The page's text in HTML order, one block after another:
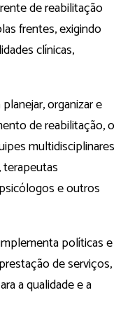
de reabilitação
frentes, exigindo
clínicas,
organizar e
de reabilitação, o
multidisciplinares
e outros
políticas e
de serviços,
a qualidade e a